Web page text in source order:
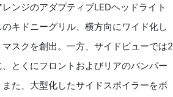
ンジのアダプティブLEDヘッドライト
キドニーグリル、横方向にワイド化し
スクを創出。一方、サイドビューでは2
とくにフロントおよびリアのバンパー
た、大型化したサイドスポイラーをボ